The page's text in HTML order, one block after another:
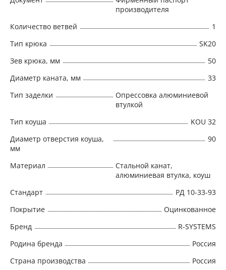
производителя
Количество ветвей
1
Тип крюка
SK20
Зев крюка, мм
50
Диаметр каната, мм
33
Тип заделки
Опрессовка алюминиевой
втулкой
Тип коуша
KOU 32
Диаметр отверстия коуша,
мм
90
Материал
Стальной канат,
алюминиевая втулка, коуш
Стандарт
РД 10-33-93
Покрытие
Оцинкованное
Бренд
R-SYSTEMS
Родина бренда
Россия
Страна производства
Россия